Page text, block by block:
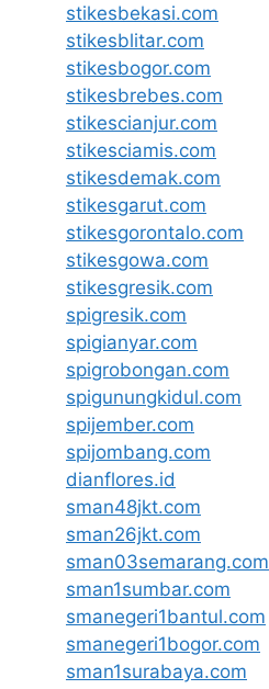
stikesbekasi.com
stikesblitar.com
stikesbogor.com
stikesbrebes.com
stikescianjur.com
stikesciamis.com
stikesdemak.com
stikesgarut.com
stikesgorontalo.com
stikesgowa.com
stikesgresik.com
spigresik.com
spigianyar.com
spigrobongan.com
spigunungkidul.com
spijember.com
spijombang.com
dianflores.id
sman48jkt.com
sman26jkt.com
sman03semarang.com
sman1sumbar.com
smanegeri1bantul.com
smanegeri1bogor.com
sman1surabaya.com